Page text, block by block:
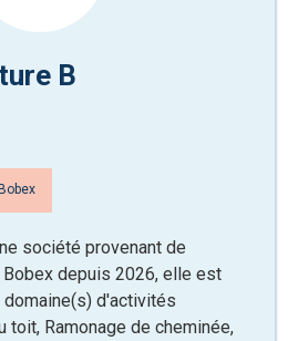
B
société provenant de
depuis 2026, elle est
d'activités
toit, Ramonage de cheminée,